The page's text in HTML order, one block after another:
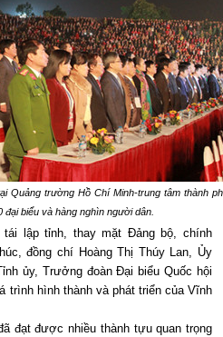
Quảng trường Hồ Chí Minh-trung tâm thành
biểu và hàng nghìn người dân.
lập tỉnh, thay mặt Đảng bộ, chính
đồng chí Hoàng Thị Thúy Lan, Ủy
ủy, Trưởng đoàn Đại biểu Quốc hội
trình hình thành và phát triển của Vĩnh
đạt được nhiều thành tựu quan trọng